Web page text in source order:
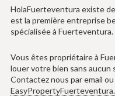
HolaFuerteventura existe
est la première entreprise
spécialisée à Fuerteventura.
Vous êtes propriétaire à
louer votre bien sans aucun
Contactez nous par email